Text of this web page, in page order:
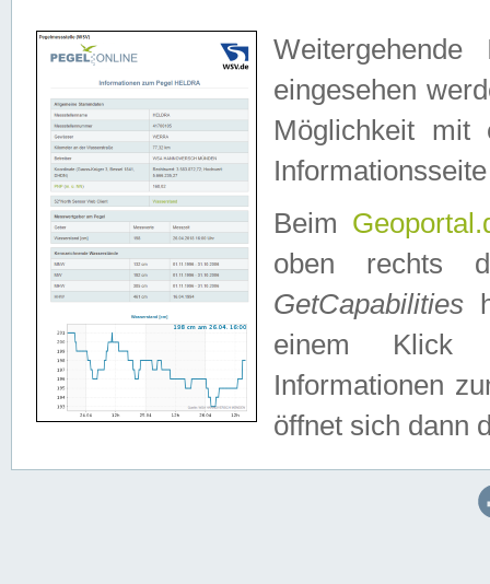
eingesehen
Möglichkeit mit
Beim
oben rechts
GetCapabilities
einem Klick
Informationen
öffnet sich dann